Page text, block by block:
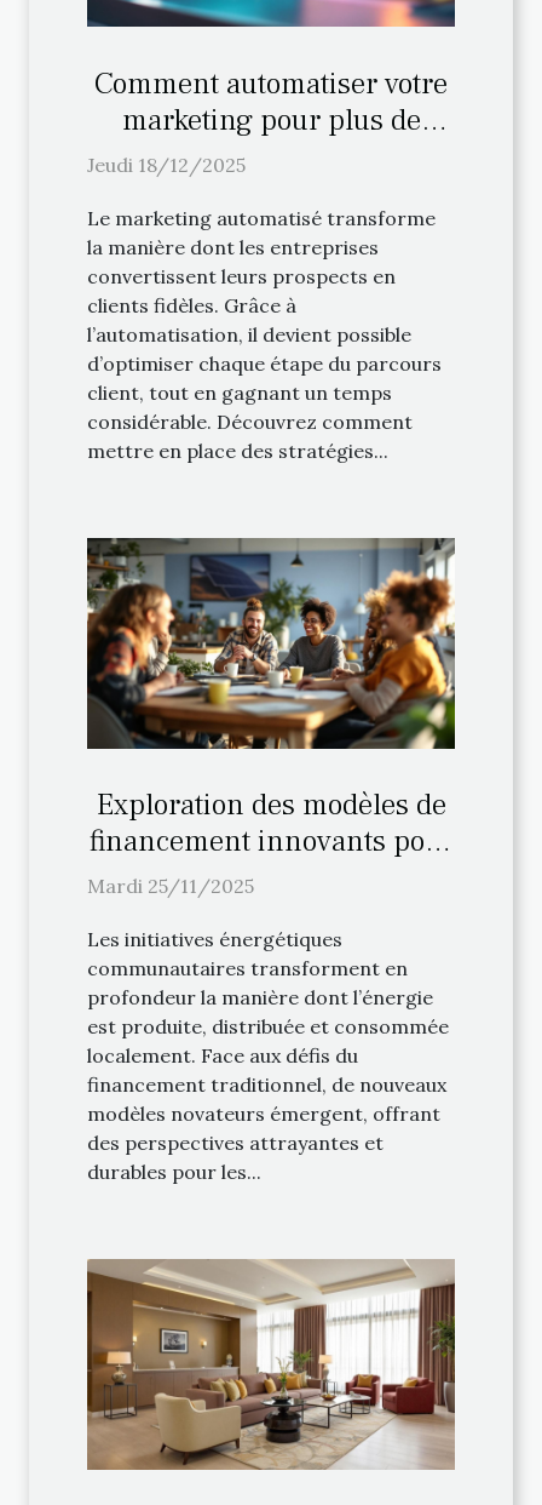
Comment automatiser votre
marketing pour plus de
ventes ?
Jeudi 18/12/2025
Le marketing automatisé transforme
la manière dont les entreprises
convertissent leurs prospects en
clients fidèles. Grâce à
l’automatisation, il devient possible
d’optimiser chaque étape du parcours
client, tout en gagnant un temps
considérable. Découvrez comment
mettre en place des stratégies...
Exploration des modèles de
financement innovants pour
les initiatives énergétiques
Mardi 25/11/2025
Les initiatives énergétiques
communautaires transforment en
profondeur la manière dont l’énergie
est produite, distribuée et consommée
localement. Face aux défis du
financement traditionnel, de nouveaux
modèles novateurs émergent, offrant
des perspectives attrayantes et
durables pour les...